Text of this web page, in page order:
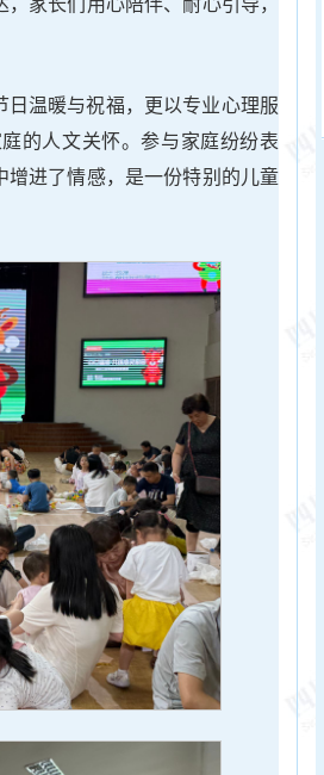
家长们用心陪伴、耐心引导，
温暖与祝福，更以专业心理服
的人文关怀。参与家庭纷纷表
增进了情感，是一份特别的儿童